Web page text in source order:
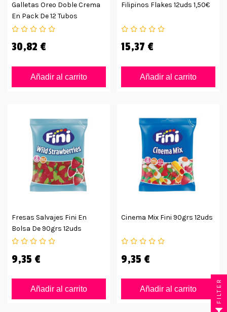
Galletas Oreo Doble Crema
En Pack De 12 Tubos
30,82 €
Añadir al carrito
Filipinos Flakes 12uds 1,50€
15,37 €
Añadir al carrito
Fresas Salvajes Fini En
Bolsa De 90grs 12uds
9,35 €
Añadir al carrito
Cinema Mix Fini 90grs 12uds
9,35 €
Añadir al carrito FILTER